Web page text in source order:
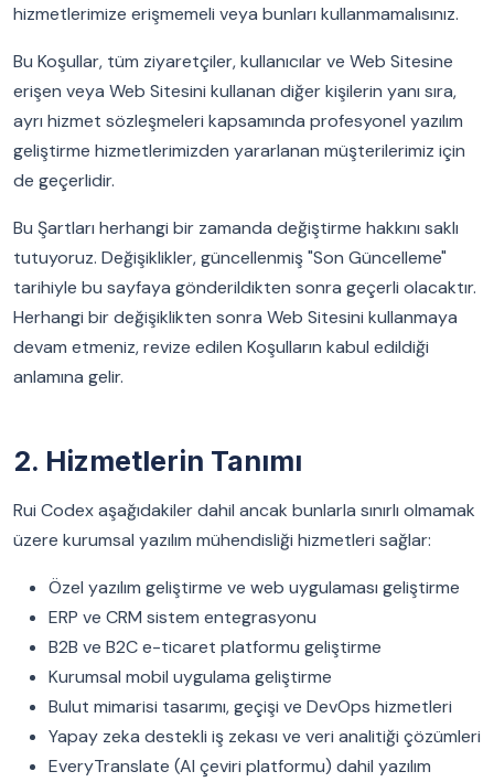
hizmetlerimize erişmemeli veya bunları kullanmamalısınız.
Bu Koşullar, tüm ziyaretçiler, kullanıcılar ve Web Sitesine
erişen veya Web Sitesini kullanan diğer kişilerin yanı sıra,
ayrı hizmet sözleşmeleri kapsamında profesyonel yazılım
geliştirme hizmetlerimizden yararlanan müşterilerimiz için
de geçerlidir.
Bu Şartları herhangi bir zamanda değiştirme hakkını saklı
tutuyoruz. Değişiklikler, güncellenmiş "Son Güncelleme"
tarihiyle bu sayfaya gönderildikten sonra geçerli olacaktır.
Herhangi bir değişiklikten sonra Web Sitesini kullanmaya
devam etmeniz, revize edilen Koşulların kabul edildiği
anlamına gelir.
2. Hizmetlerin Tanımı
Rui Codex aşağıdakiler dahil ancak bunlarla sınırlı olmamak
üzere kurumsal yazılım mühendisliği hizmetleri sağlar:
Özel yazılım geliştirme ve web uygulaması geliştirme
ERP ve CRM sistem entegrasyonu
B2B ve B2C e-ticaret platformu geliştirme
Kurumsal mobil uygulama geliştirme
Bulut mimarisi tasarımı, geçişi ve DevOps hizmetleri
Yapay zeka destekli iş zekası ve veri analitiği çözümleri
EveryTranslate (AI çeviri platformu) dahil yazılım